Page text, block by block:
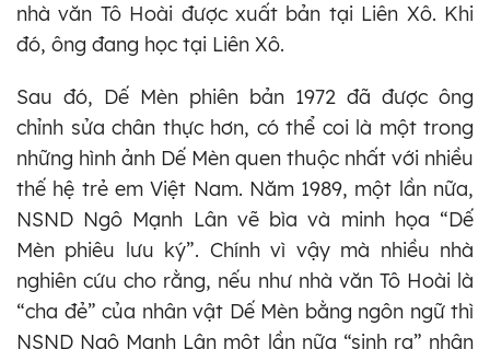
nhà văn Tô Hoài được xuất bản tại Liên Xô. Khi
đó, ông đang học tại Liên Xô.
Sau đó, Dế Mèn phiên bản 1972 đã được ông
chỉnh sửa chân thực hơn, có thể coi là một trong
những hình ảnh Dế Mèn quen thuộc nhất với nhiều
thế hệ trẻ em Việt Nam. Năm 1989, một lần nữa,
NSND Ngô Mạnh Lân vẽ bìa và minh họa “Dế
Mèn phiêu lưu ký”. Chính vì vậy mà nhiều nhà
nghiên cứu cho rằng, nếu như nhà văn Tô Hoài là
“cha đẻ” của nhân vật Dế Mèn bằng ngôn ngữ thì
NSND Ngô Mạnh Lân một lần nữa “sinh ra” nhân